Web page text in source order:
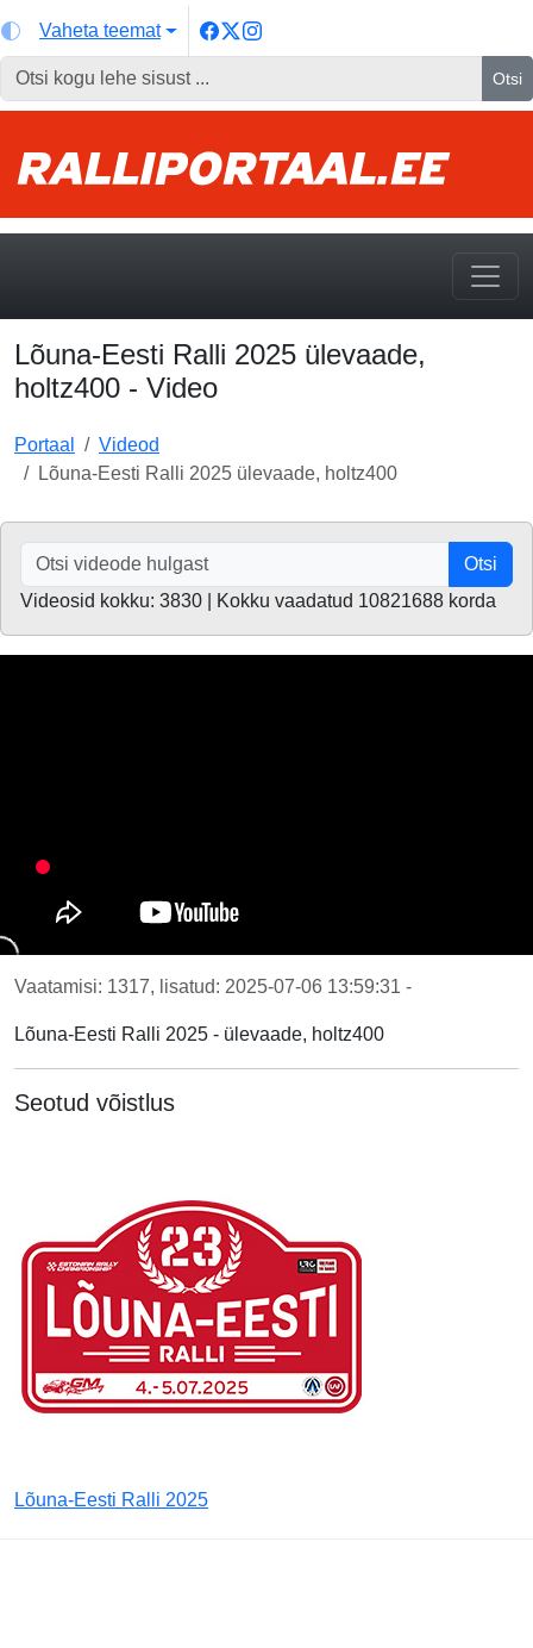
Vaheta teemat
Otsi
Lõuna-Eesti Ralli 2025 ülevaade,
holtz400 - Video
Portaal
Videod
Lõuna-Eesti Ralli 2025 ülevaade, holtz400
Otsi
Videosid kokku: 3830 | Kokku vaadatud 10821688 korda
Vaatamisi: 1317, lisatud: 2025-07-06 13:59:31 -
Lõuna-Eesti Ralli 2025 - ülevaade, holtz400
Seotud võistlus
Lõuna-Eesti Ralli 2025